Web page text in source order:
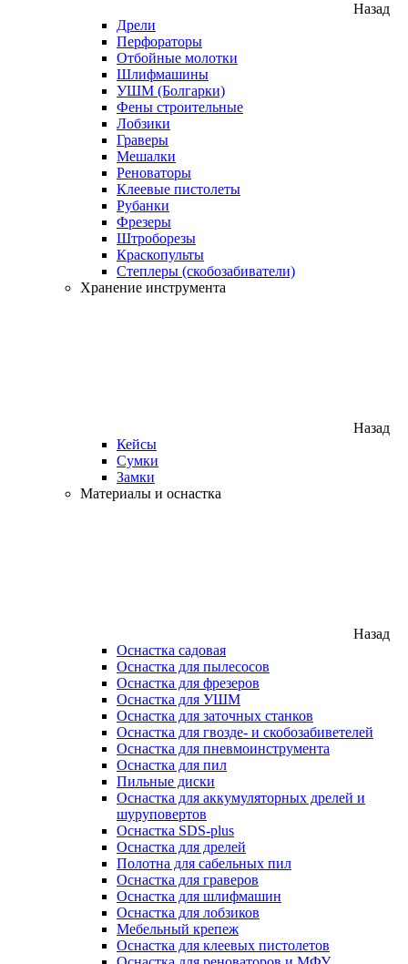
Назад
Дрели
Перфораторы
Отбойные молотки
Шлифмашины
УШМ (Болгарки)
Фены строительные
Лобзики
Граверы
Мешалки
Реноваторы
Клеевые пистолеты
Рубанки
Фрезеры
Штроборезы
Краскопульты
Степлеры (скобозабиватели)
Хранение инструмента
Назад
Кейсы
Сумки
Замки
Материалы и оснастка
Назад
Оснастка садовая
Оснастка для пылесосов
Оснастка для фрезеров
Оснастка для УШМ
Оснастка для заточных станков
Оснастка для гвозде- и скобозабиветелей
Оснастка для пневмоинструмента
Оснастка для пил
Пильные диски
Оснастка для аккумуляторных дрелей и
шуруповертов
Оснастка SDS-plus
Оснастка для дрелей
Полотна для сабельных пил
Оснастка для граверов
Оснастка для шлифмашин
Оснастка для лобзиков
Мебельный крепеж
Оснастка для клеевых пистолетов